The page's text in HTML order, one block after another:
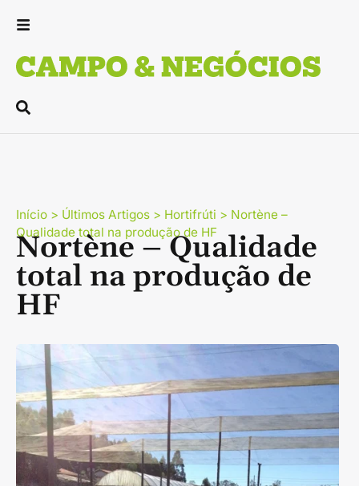
Início > Últimos Artigos > Hortifrúti > Nortène –
Qualidade total na produção de HF
Nortène – Qualidade
total na produção de
HF